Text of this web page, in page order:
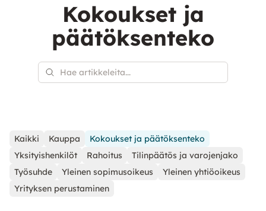
Kokoukset ja
päätöksenteko
Kaikki Kauppa
Kokoukset ja päätöksenteko
Yksityishenkilöt
Rahoitus
Tilinpäätös ja varojenjako
Työsuhde
Yleinen sopimusoikeus
Yleinen yhtiöoikeus
Yrityksen perustaminen